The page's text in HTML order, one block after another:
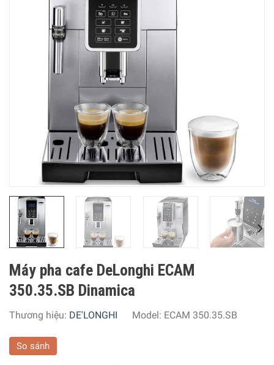
Máy pha cafe DeLonghi ECAM
350.35.SB Dinamica
Thương hiệu: DE'LONGHI Model: ECAM 350.35.SB
So sánh